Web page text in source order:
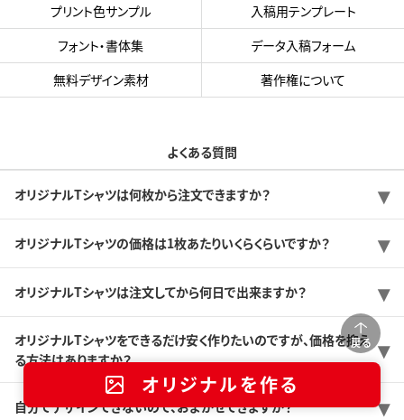
戻る
オリジナルを作る
プリント色サンプル
入稿用テンプレート
フォント・書体集
データ入稿フォーム
無料デザイン素材
著作権について
よくある質問
オリジナルTシャツは何枚から注文できますか？
オリジナルTシャツの価格は1枚あたりいくらくらいですか？
オリジナルTシャツは注文してから何日で出来ますか？
オリジナルTシャツをできるだけ安く作りたいのですが、価格を抑え
る方法はありますか？
自分でデザインできないので、おまかせできますか？